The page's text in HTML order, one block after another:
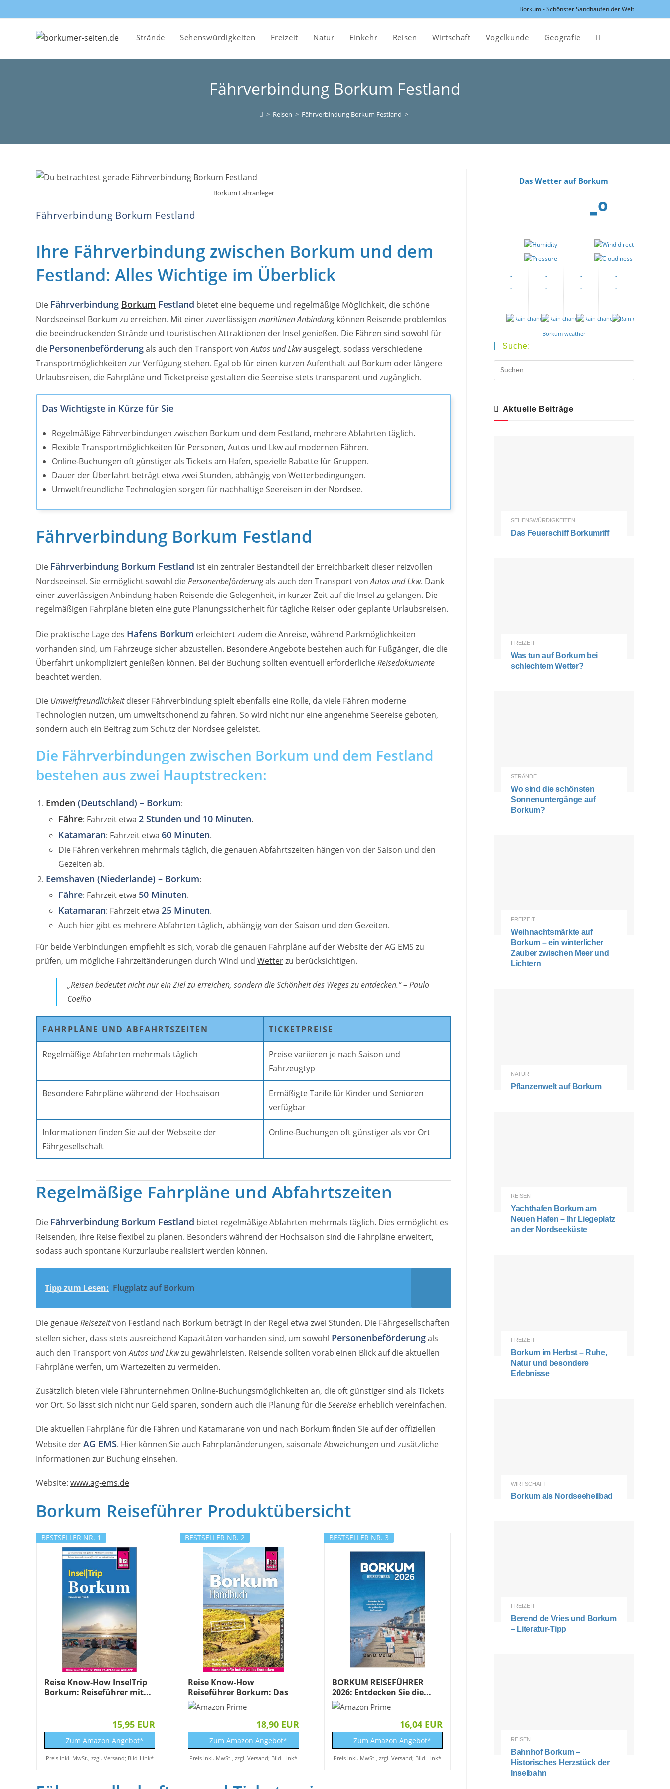
Inhalt
Borkum - Schönster Sandhaufen der Welt
Strände Sehenswürdigkeiten Freizeit Natur Einkehr Reisen Wirtschaft Vogelkunde Geografie Website-
Fährverbindung Borkum Festland
> Reisen > Fährverbindung Borkum Festland >
Borkum Fähranleger
Fährverbindung Borkum Festland
Ihre Fährverbindung zwischen Borkum und dem
Festland: Alles Wichtige im Überblick
Die Fährverbindung Borkum Festland bietet eine bequeme und regelmäßige Möglichkeit, die schöne
Nordseeinsel Borkum zu erreichen. Mit einer zuverlässigen maritimen Anbindungkönnen Reisende problemlos
die beeindruckenden Strände und touristischen Attraktionen der Insel genießen. Die Fähren sind sowohl für
die Personenbeförderungals auch den Transport vonAutos und Lkwausgelegt, sodass verschiedene
Transportmöglichkeiten zur Verfügung stehen. Egal ob für einen kurzen Aufenthalt auf Borkum oder längere
Urlaubsreisen, die Fahrpläne und Ticketpreise gestalten die Seereise stets transparent und zugänglich.
Das Wichtigste in Kürze für Sie
Regelmäßige Fährverbindungen zwischen Borkum und dem Festland, mehrere Abfahrten täglich.
Flexible Transportmöglichkeiten für Personen, Autos und Lkw auf modernen Fähren.
Online-Buchungen oft günstiger als Tickets am Hafen, spezielle Rabatte für Gruppen.
Dauer der Überfahrt beträgt etwa zwei Stunden, abhängig von Wetterbedingungen.
Umweltfreundliche Technologien sorgen für nachhaltige Seereisen in der Nordsee.
Fährverbindung Borkum Festland
Die Fährverbindung Borkum Festland ist ein zentraler Bestandteil der Erreichbarkeit dieser reizvollen
Nordseeinsel. Sie ermöglicht sowohl diePersonenbeförderungals auch den Transport vonAutos und Lkw. Dank
einer zuverlässigen Anbindung haben Reisende die Gelegenheit, in kurzer Zeit auf die Insel zu gelangen. Die
regelmäßigen Fahrpläne bieten eine gute Planungssicherheit für tägliche Reisen oder geplante Urlaubsreisen.
Die praktische Lage des Hafens Borkum erleichtert zudem dieAnreise, während Parkmöglichkeiten
vorhanden sind, um Fahrzeuge sicher abzustellen. Besondere Angebote bestehen auch für Fußgänger, die die
Überfahrt unkompliziert genießen können. Bei der Buchung sollten eventuell erforderlicheReisedokumente
beachtet werden.
Die Umweltfreundlichkeitdieser Fährverbindung spielt ebenfalls eine Rolle, da viele Fähren moderne
Technologien nutzen, um umweltschonend zu fahren. So wird nicht nur eine angenehme Seereise geboten,
sondern auch ein Beitrag zum Schutz der Nordsee geleistet.
Die Fährverbindungen zwischen Borkum und dem Festland
bestehen aus zwei Hauptstrecken:
Emden (Deutschland) – Borkum:
Fähre: Fahrzeit etwa 2 Stunden und 10 Minuten.
Katamaran: Fahrzeit etwa 60 Minuten.
Die Fähren verkehren mehrmals täglich, die genauen Abfahrtszeiten hängen von der Saison und den
Gezeiten ab.
Eemshaven (Niederlande) – Borkum:
Fähre: Fahrzeit etwa 50 Minuten.
Katamaran: Fahrzeit etwa 25 Minuten.
Auch hier gibt es mehrere Abfahrten täglich, abhängig von der Saison und den Gezeiten.
Für beide Verbindungen empfiehlt es sich, vorab die genauen Fahrpläne auf der Website der AG EMS zu
prüfen, um mögliche Fahrzeitänderungen durch Wind und Wetterzu berücksichtigen.
„Reisen bedeutet nicht nur ein Ziel zu erreichen, sondern die Schönheit des Weges zu entdecken.“ – Paulo
Coelho
FAHRPLÄNE UND ABFAHRTSZEITEN TICKETPREISE
Regelmäßige Abfahrten mehrmals täglich
Preise variieren je nach Saison und
Fahrzeugtyp
Besondere Fahrpläne während der Hochsaison
Ermäßigte Tarife für Kinder und Senioren
verfügbar
Informationen finden Sie auf der Webseite der
Fährgesellschaft
Online-Buchungen oft günstiger als vor Ort
Regelmäßige Fahrpläne und Abfahrtszeiten
Die Fährverbindung Borkum Festland bietet regelmäßige Abfahrten mehrmals täglich. Dies ermöglicht es
Reisenden, ihre Reise flexibel zu planen. Besonders während der Hochsaison sind die Fahrpläne erweitert,
sodass auch spontane Kurzurlaube realisiert werden können.
Tipp zum Lesen: Flugplatz auf Borkum
Die genaueReisezeitvon Festland nach Borkum beträgt in der Regel etwa zwei Stunden. Die Fährgesellschaften
stellen sicher, dass stets ausreichend Kapazitäten vorhanden sind, um sowohl Personenbeförderungals
auch den Transport vonAutos und Lkwzu gewährleisten. Reisende sollten vorab einen Blick auf die aktuellen
Fahrpläne werfen, um Wartezeiten zu vermeiden.
Zusätzlich bieten viele Fährunternehmen Online-Buchungsmöglichkeiten an, die oft günstiger sind als Tickets
vor Ort. So lässt sich nicht nur Geld sparen, sondern auch die Planung für dieSeereise erheblich vereinfachen.
Die aktuellen Fahrpläne für die Fähren und Katamarane von und nach Borkum finden Sie auf der offiziellen
Website derAG EMS. Hier können Sie auch Fahrplanänderungen, saisonale Abweichungen und zusätzliche
Informationen zur Buchung einsehen.
Website: www.ag-ems.de
Borkum Reiseführer Produktübersicht
BESTSELLER NR. 1
Reise Know-How InselTrip
Borkum: Reiseführer mit...
15,95 EUR
Zum Amazon Angebot*
Preis inkl. MwSt., zzgl. Versand; Bild-Link*
BESTSELLER NR. 2
Reise Know-How
Reiseführer Borkum: Das
große...
18,90 EUR
Zum Amazon Angebot*
Preis inkl. MwSt., zzgl. Versand; Bild-Link*
BESTSELLER NR. 3
BORKUM REISEFÜHRER
2026: Entdecken Sie die...
16,04 EUR
Zum Amazon Angebot*
Preis inkl. MwSt., zzgl. Versand; Bild-Link*
Das Wetter auf Borkum
-º
-
-
-
-
-
-
-
-
-
-
-
-
-
-
-
-
Borkum weather
Suche:
Aktuelle Beiträge
SEHENSWÜRDIGKEITEN
Das Feuerschiff Borkumriff
FREIZEIT
Was tun auf Borkum bei
schlechtem Wetter?
STRÄNDE
Wo sind die schönsten
Sonnenuntergänge auf
Borkum?
FREIZEIT
Weihnachtsmärkte auf
Borkum – ein winterlicher
Zauber zwischen Meer und
Lichtern
NATUR
Pflanzenwelt auf Borkum
REISEN
Yachthafen Borkum am
Neuen Hafen – Ihr Liegeplatz
an der Nordseeküste
FREIZEIT
Borkum im Herbst – Ruhe,
Natur und besondere
Erlebnisse
WIRTSCHAFT
Borkum als Nordseeheilbad
FREIZEIT
Berend de Vries und Borkum
– Literatur-Tipp
REISEN
Bahnhof Borkum –
Historisches Herzstück der
Inselbahn